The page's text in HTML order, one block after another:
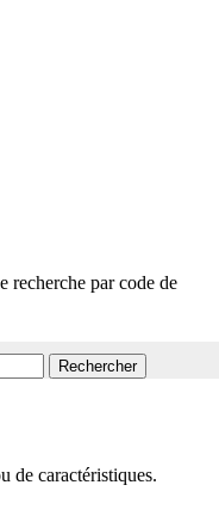
recherche par code de
Rechercher
de caractéristiques.